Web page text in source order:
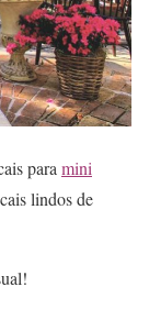
para mini
lindos de